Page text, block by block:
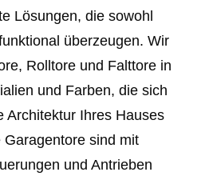
Lösungen, die sowohl
überzeugen. Wir
Rolltore und Falttore in
und Farben, die sich
Architektur Ihres Hauses
sind mit
und Antrieben